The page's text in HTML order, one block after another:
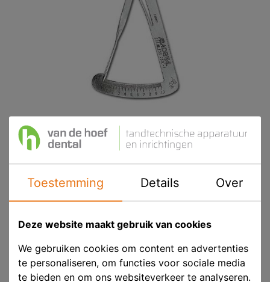
ASA Diktemeter Voor Was Iwanson
Toestemming Details Over
Deze website maakt gebruik van cookies
We gebruiken cookies om content en advertenties
te personaliseren, om functies voor sociale media
te bieden en om ons websiteverkeer te analyseren.